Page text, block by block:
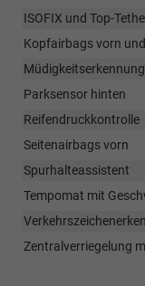
ISOFIX und Top-
Kopfairbags vorn
Müdigkeitserkennung
Parksensor hinten
Reifendruckkontrolle
Seitenairbags vorn
Spurhalteassistent
Tempomat mit
Zentralverriegelung